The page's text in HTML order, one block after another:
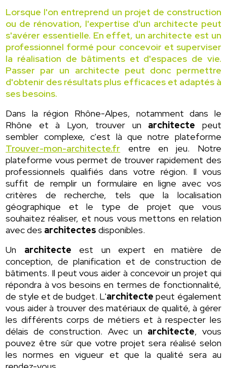
Lorsque l'on entreprend un projet de construction
ou de rénovation, l'expertise d'un architecte peut
s'avérer essentielle. En effet, un architecte est un
professionnel formé pour concevoir et superviser
la réalisation de bâtiments et d'espaces de vie.
Passer par un architecte peut donc permettre
d'obtenir des résultats plus efficaces et adaptés à
ses besoins.
Dans la région Rhône-Alpes, notamment dans le
Rhône et à Lyon, trouver un architecte peut
sembler complexe, c'est là que notre plateforme
Trouver-mon-architecte.fr entre en jeu. Notre
plateforme vous permet de trouver rapidement des
professionnels qualifiés dans votre région. Il vous
suffit de remplir un formulaire en ligne avec vos
critères de recherche, tels que la localisation
géographique et le type de projet que vous
souhaitez réaliser, et nous vous mettons en relation
avec des architectes disponibles.
Un architecte est un expert en matière de
conception, de planification et de construction de
bâtiments. Il peut vous aider à concevoir un projet qui
répondra à vos besoins en termes de fonctionnalité,
de style et de budget. L'architecte peut également
vous aider à trouver des matériaux de qualité, à gérer
les différents corps de métiers et à respecter les
délais de construction. Avec un architecte, vous
pouvez être sûr que votre projet sera réalisé selon
les normes en vigueur et que la qualité sera au